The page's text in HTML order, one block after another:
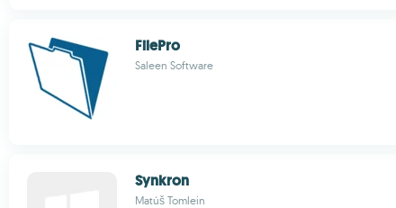
FilePro
Saleen Software
Synkron
Matúš Tomlein